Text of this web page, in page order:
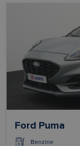
Ford Puma
Benzine